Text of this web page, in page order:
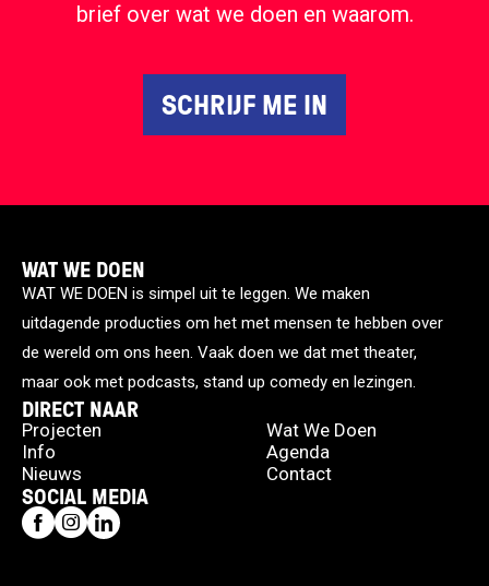
brief over wat we doen en waarom.
SCHRIJF ME IN
WAT WE DOEN
WAT WE DOEN is simpel uit te leggen. We maken
uitdagende producties om het met mensen te hebben over
de wereld om ons heen. Vaak doen we dat met theater,
maar ook met podcasts, stand up comedy en lezingen.
DIRECT NAAR
Projecten
Info
Nieuws
Wat We Doen
Agenda
Contact
SOCIAL MEDIA